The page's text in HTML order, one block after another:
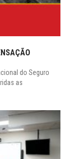
do Seguro
as